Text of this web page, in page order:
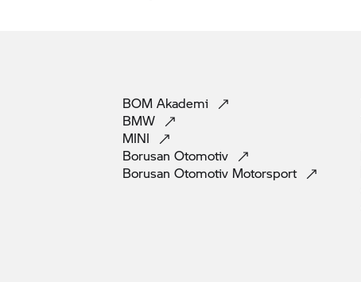
BOM Akademi
BMW
MINI
Borusan Otomotiv
Borusan Otomotiv Motorsport